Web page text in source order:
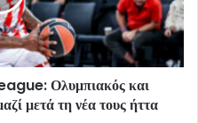
Ολυμπιακός και
μετά τη νέα τους ήττα